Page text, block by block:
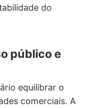
do
público e
equilibrar o
comerciais. A